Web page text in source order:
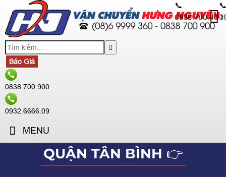
📞
0838.700.900
Báo Giá
0838.700.900
0932.6666.09
MENU
QUẬN TÂN BÌNH 👉